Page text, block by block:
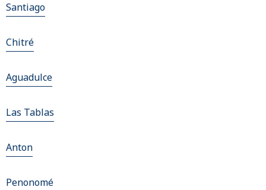
Santiago
Chitré
Aguadulce
Las Tablas
Anton
Penonomé